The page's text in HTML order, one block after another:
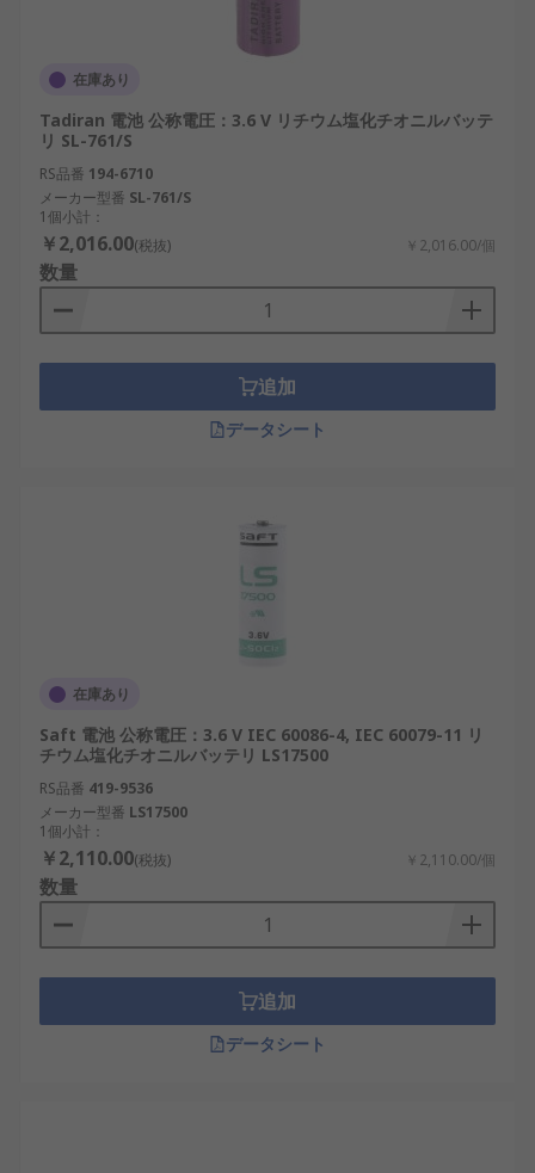
在庫あり
Tadiran 電池 公称電圧：3.6 V リチウム塩化チオニルバッテ
リ SL-761/S
RS品番 194-6710
メーカー型番 SL-761/S
1個小計：
￥2,016.00(税抜) ￥2,016.00/個
数量
追加
データシート
在庫あり
Saft 電池 公称電圧：3.6 V IEC 60086-4, IEC 60079-11 リ
チウム塩化チオニルバッテリ LS17500
RS品番 419-9536
メーカー型番 LS17500
1個小計：
￥2,110.00(税抜) ￥2,110.00/個
数量
追加
データシート